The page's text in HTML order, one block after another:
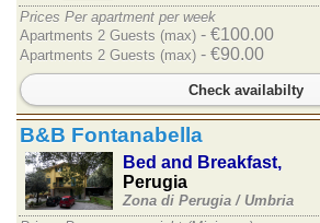
Prices Per apartment per week
Apartments 2 Guests (max) - €100.00
Apartments 2 Guests (max) - €90.00
Check availabilty
B&B Fontanabella
Bed and Breakfast,
Perugia
Zona di Perugia / Umbria